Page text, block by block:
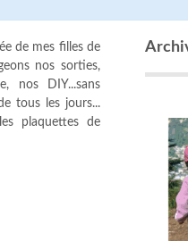
de mes filles de
nos sorties,
nos DIY...sans
tous les jours...
plaquettes de